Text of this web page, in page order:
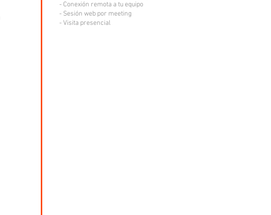
- Conexión remota a tu equipo
- Sesión web por meeting
- Visita presencial